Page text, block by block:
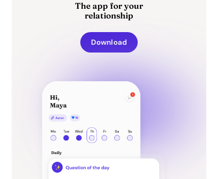
The app for your
relationship
Download